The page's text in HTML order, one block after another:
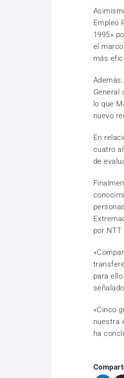
Empleo
1995»
el
más
General
lo que
nuevo
En
cuatro
de
por NTT
para
«Cinco
nuestra
ha